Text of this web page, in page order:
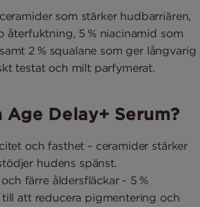
som stärker hudbarriären,
återfuktning, 5 % niacinamid som
2 % squalane som ger långvarig
testat och milt parfymerat.
Delay+ Serum?
och fasthet - ceramider stärker
hudens spänst.
färre åldersfläckar - 5 %
att reducera pigmentering och